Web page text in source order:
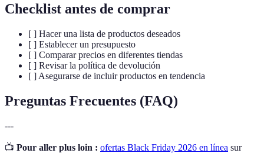
Checklist antes de comprar
[ ] Hacer una lista de productos deseados
[ ] Establecer un presupuesto
[ ] Comparar precios en diferentes tiendas
[ ] Revisar la política de devolución
[ ] Asegurarse de incluir productos en tendencia
Preguntas Frecuentes (FAQ)
---
📺 Pour aller plus loin : ofertas Black Friday 2026 en línea sur